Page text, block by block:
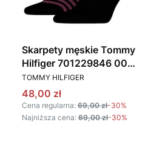
Skarpety męskie Tommy
Hilfiger 701229846 001
czarny
PRODUCENT
TOMMY HILFIGER
Cena promocyjna
48,00 zł
Cena regularna: 69,00 zł-30%
Najniższa cena: 69,00 zł-30%